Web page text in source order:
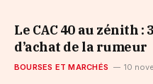
Le CAC 40 au zénith
d’achat de la rumeur
BOURSES ET MARCHÉS 10